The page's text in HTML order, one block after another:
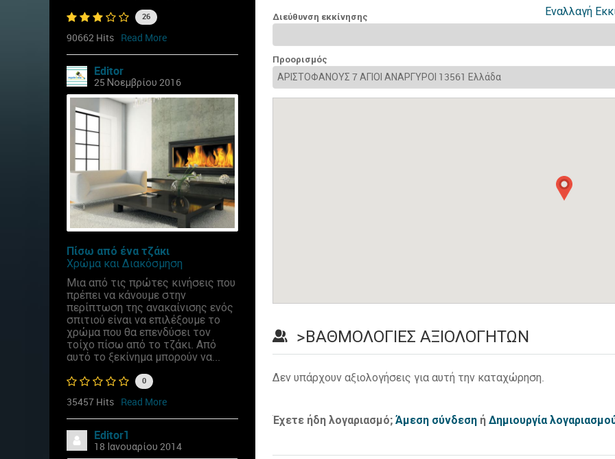
26
90662 Hits Read More
Editor
25 Νοεμβρίου 2016
Πίσω από ένα τζάκι
Χρώμα και Διακόσμηση
Μια από τις πρώτες κινήσεις που
πρέπει να κάνουμε στην
περίπτωση της ανακαίνισης ενός
σπιτιού είναι να επιλέξουμε το
χρώμα που θα επενδύσει τον
τοίχο πίσω από το τζάκι. Από
αυτό το ξεκίνημα μπορούν να...
0
35457 Hits Read More
Editor1
18 Ιανουαρίου 2014
Εναλλαγή
Διεύθυνση εκκίνησης
Προορισμός
>ΒΑΘΜΟΛΟΓΊΕΣ ΑΞΙΟΛΟΓΗΤΏΝ
Δεν υπάρχουν αξιολογήσεις για αυτή την καταχώρηση.
Έχετε ήδη λογαριασμό; Άμεση σύνδεση ή Δημιουργία